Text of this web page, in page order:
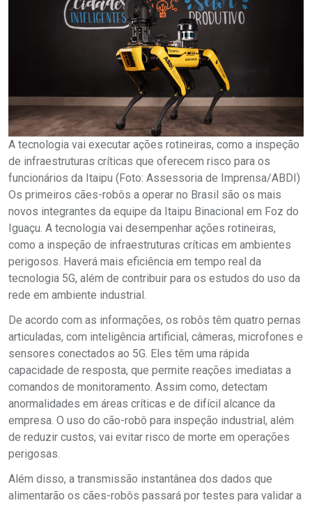
A tecnologia vai executar ações rotineiras, como a inspeção
de infraestruturas críticas que oferecem risco para os
funcionários da Itaipu (Foto: Assessoria de Imprensa/ABDI)
Os primeiros cães-robôs a operar no Brasil são os mais
novos integrantes da equipe da Itaipu Binacional em Foz do
Iguaçu. A tecnologia vai desempenhar ações rotineiras,
como a inspeção de infraestruturas críticas em ambientes
perigosos. Haverá mais eficiência em tempo real da
tecnologia 5G, além de contribuir para os estudos do uso da
rede em ambiente industrial.
De acordo com as informações, os robôs têm quatro pernas
articuladas, com inteligência artificial, câmeras, microfones e
sensores conectados ao 5G. Eles têm uma rápida
capacidade de resposta, que permite reações imediatas a
comandos de monitoramento. Assim como, detectam
anormalidades em áreas críticas e de difícil alcance da
empresa. O uso do cão-robô para inspeção industrial, além
de reduzir custos, vai evitar risco de morte em operações
perigosas.
Além disso, a transmissão instantânea dos dados que
alimentarão os cães-robôs passará por testes para validar a